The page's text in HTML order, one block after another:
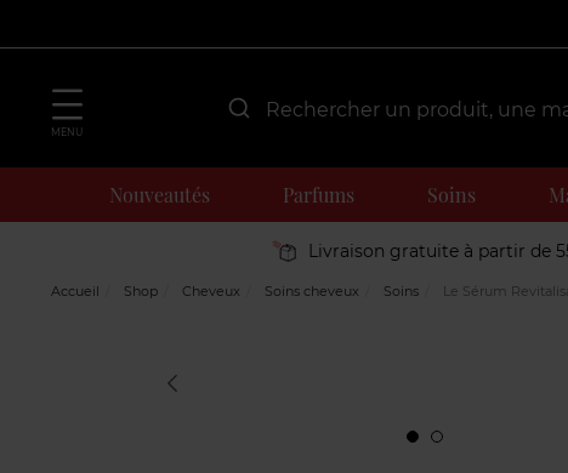
MENU
Nouveautés Parfums Soins
Livraison gratuite à partir de
Accueil Shop Cheveux Soins cheveux Soins Le Sérum